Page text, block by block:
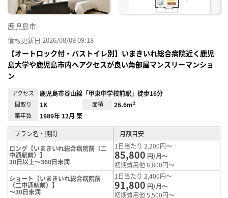
鹿児島市
情報更新日 2026/08/09 09:18
【オートロック付・バストイレ別】いまきいれ総合病院近く鹿児
島大学や鹿児島市内へアクセスが良い角部屋マンスリーマンショ
ン
アクセス 鹿児島市谷山線「甲東中学校前駅」徒歩16分
間取り 1K 面積 26.6m²
築年数 1989年 12月 築
プラン名・期間
月額目安
ロング【いまきいれ総合病院前（二
中通駅前）】
30日以上～360日未満
1日当たり 2,200円～
85,800 円/月～
初期費用他 8,800円～
ショート【いまきいれ総合病院前
（二中通駅前）】
～30日未満
1日当たり 2,400円～
91,800 円/月～
初期費用他 5,500円～